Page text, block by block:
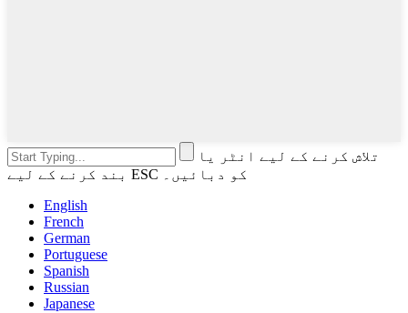
تلاش کرنے کے لیے انٹر یا
بند کرنے کے لیے ESC کو دبائیں۔
English
French
German
Portuguese
Spanish
Russian
Japanese